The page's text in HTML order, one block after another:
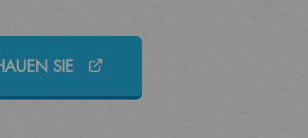
SIE